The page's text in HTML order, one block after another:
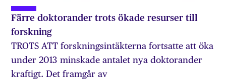
Färre doktorander trots ökade resurser till
forskning
TROTS ATT forskningsintäkterna fortsatte att öka
under 2013 minskade antalet nya doktorander
kraftigt. Det framgår av